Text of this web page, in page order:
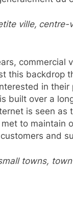
ville, centre-
commercial
this backdrop
in
built over a
is seen
to maintain
and
towns,